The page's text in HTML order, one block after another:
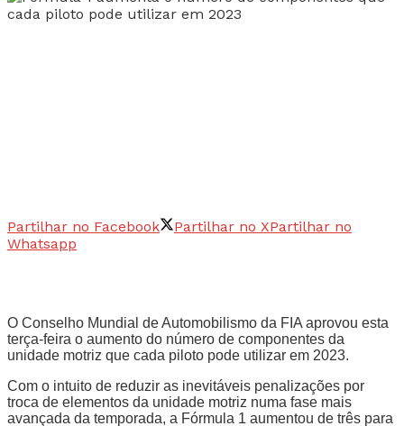
Partilhar no Facebook Partilhar no XPartilhar no
Whatsapp
O Conselho Mundial de Automobilismo da FIA aprovou esta
terça-feira o aumento do número de componentes da
unidade motriz que cada piloto pode utilizar em 2023.
Com o intuito de reduzir as inevitáveis penalizações por
troca de elementos da unidade motriz numa fase mais
avançada da temporada, a Fórmula 1 aumentou de três para